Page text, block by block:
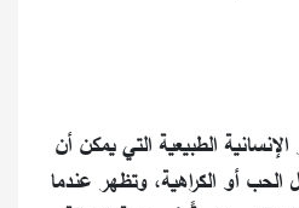
الطبيعية التي يمكن أن
الحب أو الكراهية، وتظهر عندما